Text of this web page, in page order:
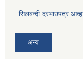
सिलबन्दी दरभाउपत्र
अन्य